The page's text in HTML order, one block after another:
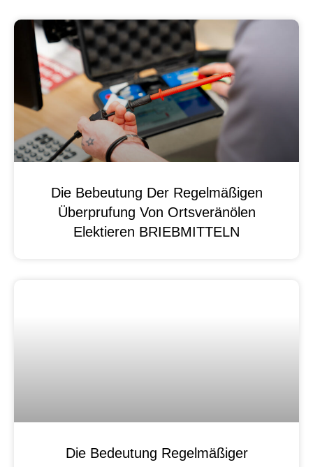
Die Bebeutung Der Regelmäßigen
Überprufung Von Ortsveränölen
Elektieren BRIEBMITTELN
Die Bedeutung Regelmäßiger